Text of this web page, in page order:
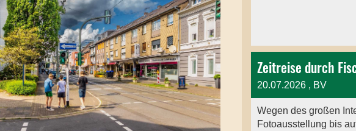
20.07.2026, BV
Wegen des großen
Fotoausstellung bis